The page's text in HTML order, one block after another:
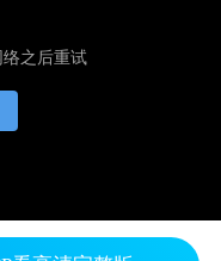
之后重试